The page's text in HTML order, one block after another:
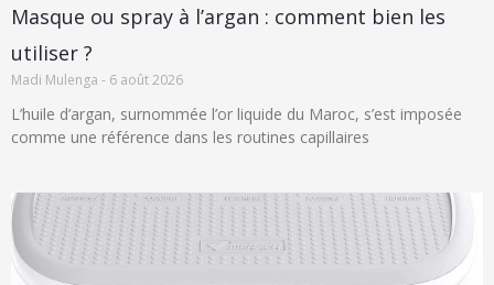
Masque ou spray à l’argan : comment bien les
utiliser ?
Madi Mulenga 6 août 2026
L’huile d’argan, surnommée l’or liquide du Maroc, s’est imposée
comme une référence dans les routines capillaires